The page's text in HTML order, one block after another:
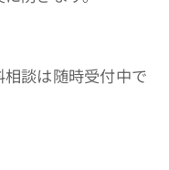
談は随時受付中で